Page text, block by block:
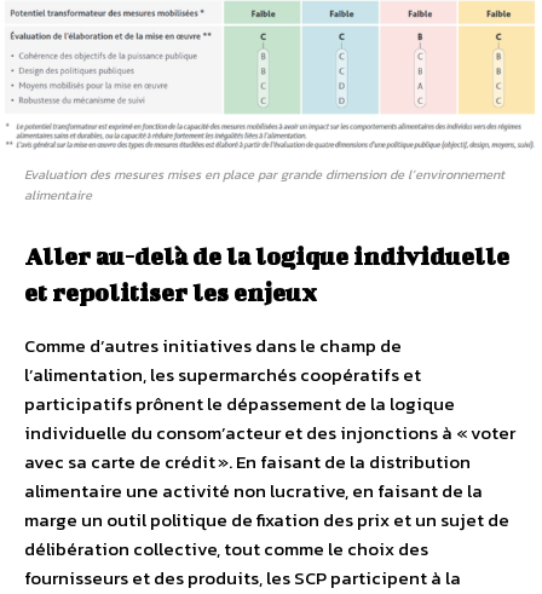
Evaluation des mesures mises en place par grande dimension de l’environnement
alimentaire
Aller au-delà de la logique individuelle
et repolitiser les enjeux
Comme d’autres initiatives dans le champ de
l’alimentation, les supermarchés coopératifs et
participatifs prônent le dépassement de la logique
individuelle du consom’acteur et des injonctions à « voter
avec sa carte de crédit ». En faisant de la distribution
alimentaire une activité non lucrative, en faisant de la
marge un outil politique de fixation des prix et un sujet de
délibération collective, tout comme le choix des
fournisseurs et des produits, les SCP participent à la